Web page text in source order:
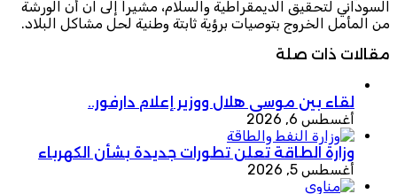
السوداني لتحقيق الديمقراطية والسلام، مشيراً إلى ان أن الورشة
من المأمل الخروج بتوصيات برؤية ثابتة وطنية لحل مشاكل البلاد.
مقالات ذات صلة
لقاء بين موسى هلال ووزير إعلام دارفور..
أغسطس 6, 2026
وزارة الطاقة تعلن تطورات جديدة بشأن الكهرباء
أغسطس 5, 2026